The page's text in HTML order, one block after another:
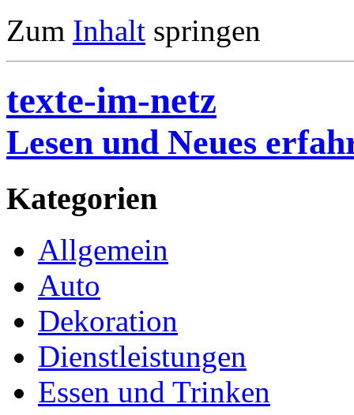
Zum Inhalt springen
texte-im-netz
Lesen und Neues
Kategorien
Allgemein
Auto
Dekoration
Dienstleistungen
Essen und Trinken